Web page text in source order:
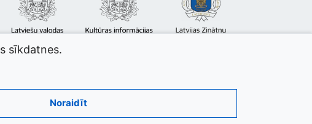
sīkdatnes.
Noraidīt